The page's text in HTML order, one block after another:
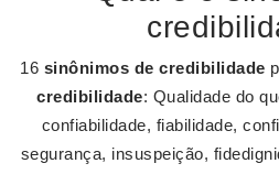
16 sinônimos de credibilidade
credibilidade: Qualidade do
confiabilidade, fiabilidade,
segurança, insuspeição,